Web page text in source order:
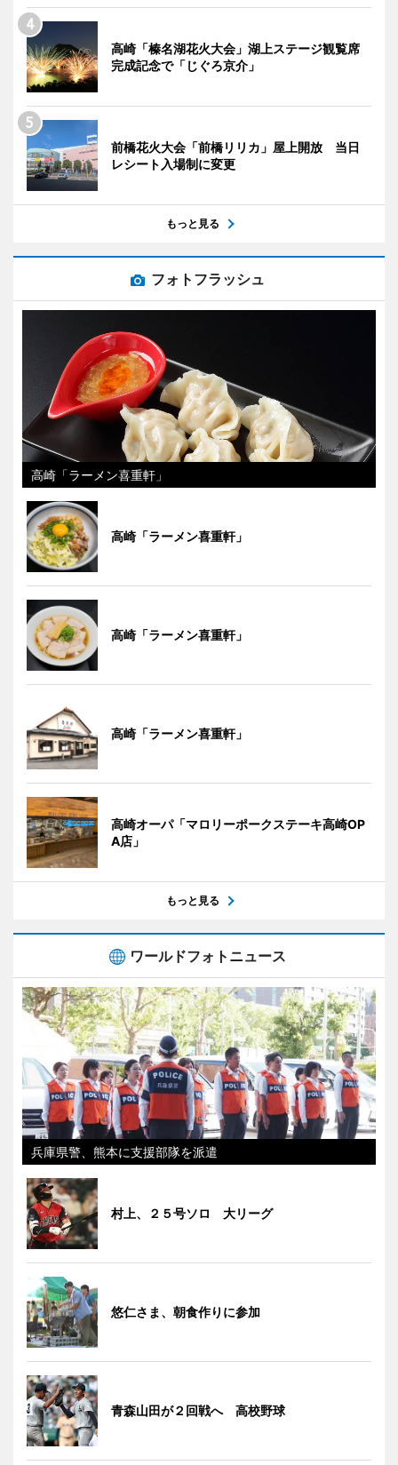
高崎「榛名湖花火大会」湖上ステージ観覧席
完成記念で「じぐろ京介」
前橋花火大会「前橋リリカ」屋上開放 当日
レシート入場制に変更
もっと見る
フォトフラッシュ
高崎「ラーメン喜重軒」
高崎「ラーメン喜重軒」
高崎「ラーメン喜重軒」
高崎「ラーメン喜重軒」
高崎オーパ「マロリーポークステーキ高崎OP
A店」
もっと見る
ワールドフォトニュース
兵庫県警、熊本に支援部隊を派遣
村上、２５号ソロ 大リーグ
悠仁さま、朝食作りに参加
青森山田が２回戦へ 高校野球